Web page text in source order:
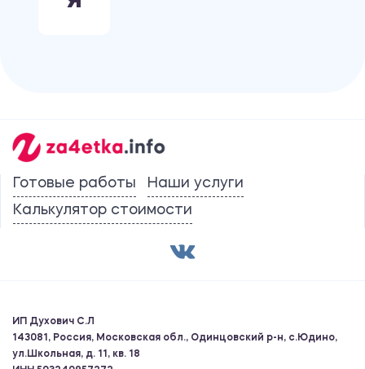
Готовые работы
Наши услуги
Калькулятор стоимости
ИП Духович С.Л
143081, Россия, Московская обл., Одинцовский р-н, с.Юдино,
ул.Школьная, д. 11, кв. 18